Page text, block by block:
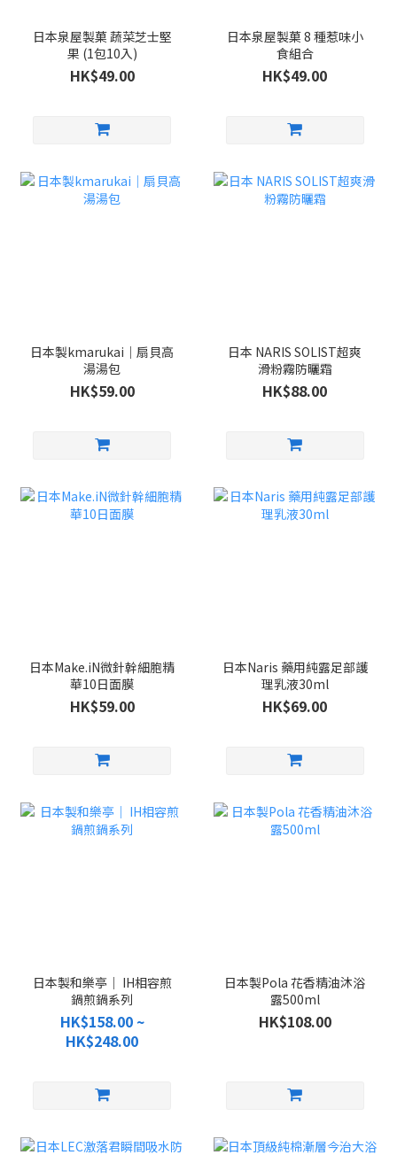
日本泉屋製菓 蔬菜芝士堅
果 (1包10入)
HK$49.00
日本泉屋製菓 8 種惹味小
食組合
HK$49.00
日本製kmarukai｜扇貝高
湯湯包
HK$59.00
日本 NARIS SOLIST超爽
滑粉霧防曬霜
HK$88.00
日本Make.iN微針幹細胞精
華10日面膜
HK$59.00
日本Naris 藥用純露足部護
理乳液30ml
HK$69.00
日本製和樂亭｜ IH相容煎
鍋煎鍋系列
HK$158.00 ~
HK$248.00
日本製Pola 花香精油沐浴
露500ml
HK$108.00